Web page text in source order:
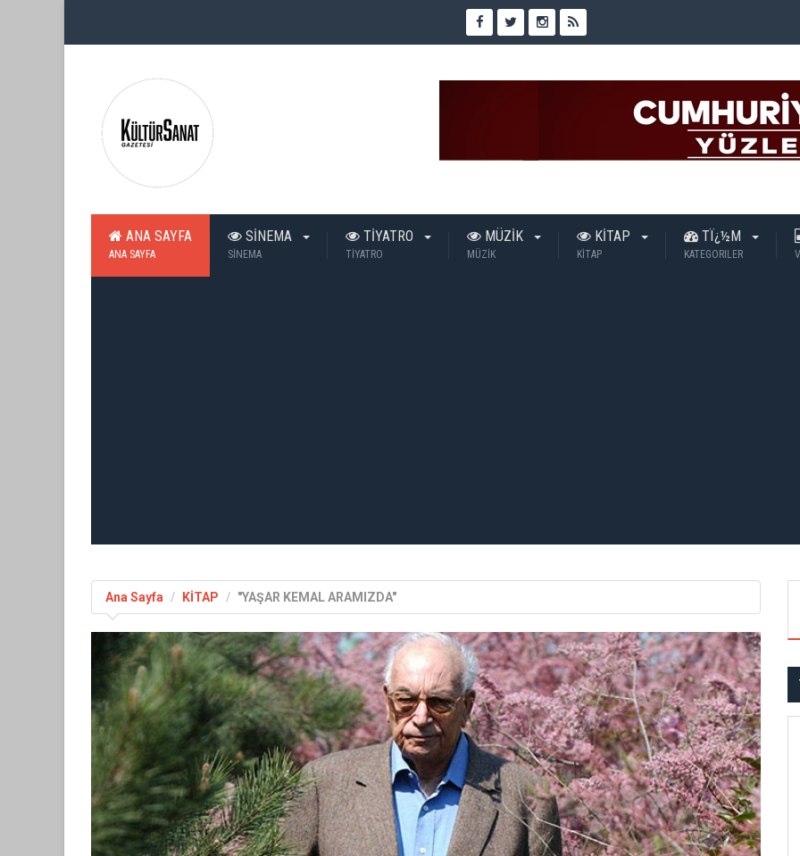
ANA SAYFA
ANA SAYFA
SİNEMA
SİNEMA
TİYATRO
TİYATRO
MÜZİK
MÜZİK
KİTAP
KİTAP
TÏ¿½M
KATEGORILER
Ana Sayfa KİTAP "YAŞAR KEMAL ARAMIZDA"